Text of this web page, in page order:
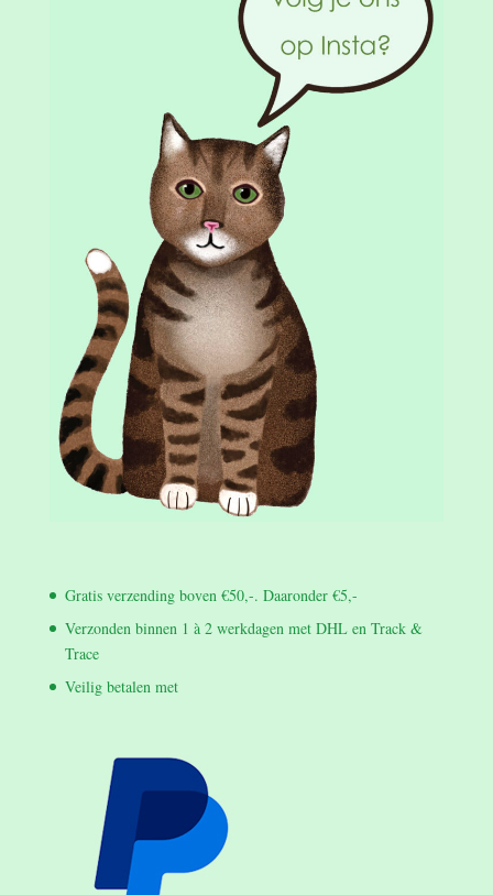
Gratis verzending boven €50,-. Daaronder €5,-
Verzonden binnen 1 à 2 werkdagen met DHL en Track &
Trace
Veilig betalen met